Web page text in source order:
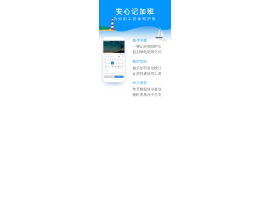
安心记加班
为你的工资保驾护航
操作便捷
一键记录加班时长
告别纸笔记录方式
核对加班
每天加班自动统计
让您快速核对工资
永久保存
加班数据自动备份
随时查看永不丢失